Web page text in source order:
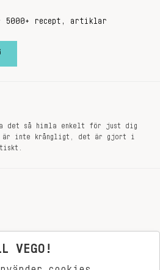
recept, artiklar
det så himla enkelt för just dig
är inte krångligt, det är gjort i
VEGO!